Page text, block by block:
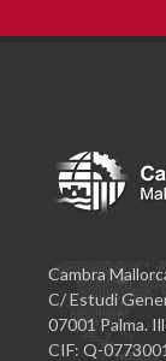
Cambra
C/ Estudi
07001 Palma.
CIF: Q-